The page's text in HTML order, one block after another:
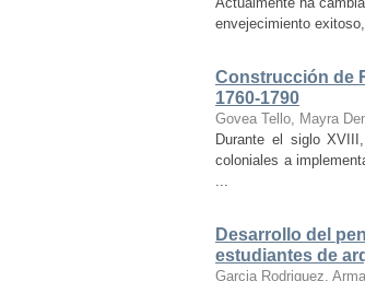
envejecimiento
Construcción de
1760-1790
Govea Tello, Mayra
Durante el siglo
coloniales a
...
Desarrollo del
estudiantes de
Garcia Rodriguez,